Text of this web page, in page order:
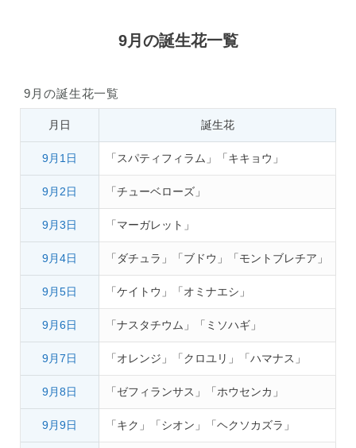
9月の誕生花一覧
9月の誕生花一覧
月日 誕生花
9月1日 「スパティフィラム」「キキョウ」
9月2日 「チューベローズ」
9月3日 「マーガレット」
9月4日 「ダチュラ」「ブドウ」「モントブレチア」
9月5日 「ケイトウ」「オミナエシ」
9月6日 「ナスタチウム」「ミソハギ」
9月7日 「オレンジ」「クロユリ」「ハマナス」
9月8日 「ゼフィランサス」「ホウセンカ」
9月9日 「キク」「シオン」「ヘクソカズラ」